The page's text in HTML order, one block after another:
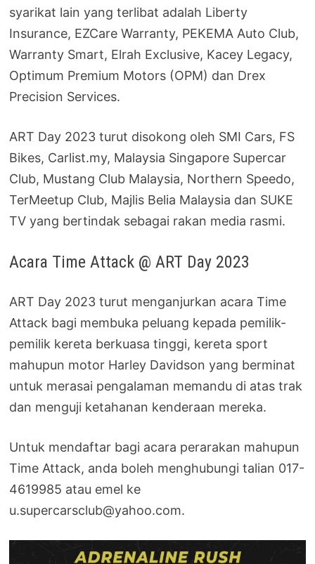
syarikat lain yang terlibat adalah Liberty
Insurance, EZCare Warranty, PEKEMA Auto Club,
Warranty Smart, Elrah Exclusive, Kacey Legacy,
Optimum Premium Motors (OPM) dan Drex
Precision Services.
ART Day 2023 turut disokong oleh SMI Cars, FS
Bikes, Carlist.my, Malaysia Singapore Supercar
Club, Mustang Club Malaysia, Northern Speedo,
TerMeetup Club, Majlis Belia Malaysia dan SUKE
TV yang bertindak sebagai rakan media rasmi.
Acara Time Attack @ ART Day 2023
ART Day 2023 turut menganjurkan acara Time
Attack bagi membuka peluang kepada pemilik-
pemilik kereta berkuasa tinggi, kereta sport
mahupun motor Harley Davidson yang berminat
untuk merasai pengalaman memandu di atas trak
dan menguji ketahanan kenderaan mereka.
Untuk mendaftar bagi acara perarakan mahupun
Time Attack, anda boleh menghubungi talian 017-
4619985 atau emel ke
u.supercarsclub@yahoo.com.